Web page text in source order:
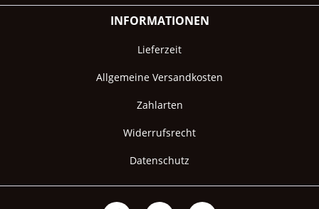
INFORMATIONEN
Lieferzeit
Allgemeine Versandkosten
Zahlarten
Widerrufsrecht
Datenschutz